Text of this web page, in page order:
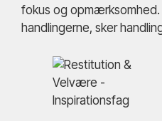
fokus og
handlingerne, sker